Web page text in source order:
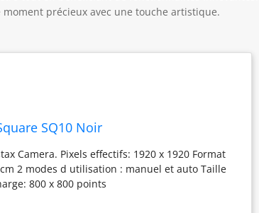
précieux avec une touche artistique.
SQ10 Noir
Camera. Pixels effectifs: 1920 x 1920 Format
2 modes d utilisation : manuel et auto Taille
800 x 800 points